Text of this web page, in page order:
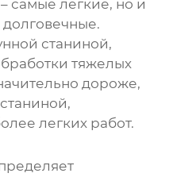
самые легкие, но и
станиной,
тяжелых
дороже,
легких работ.